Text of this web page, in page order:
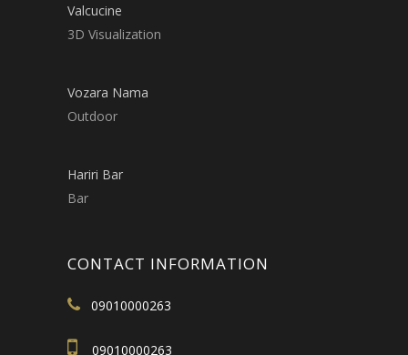
Valcucine
3D Visualization
Vozara Nama
Outdoor
Hariri Bar
Bar
CONTACT INFORMATION
09010000263
09010000263